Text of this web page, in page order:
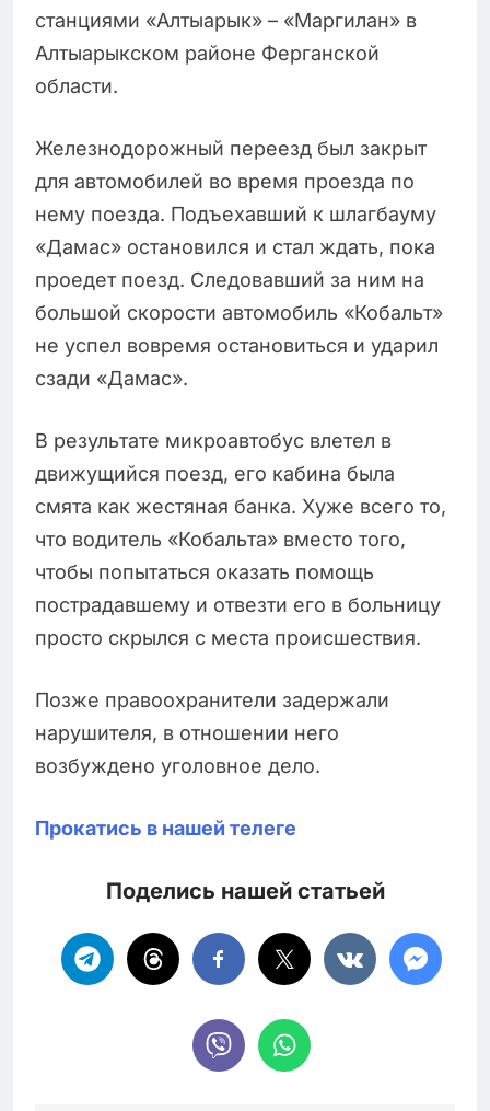
станциями «Алтыарык» – «Маргилан» в
Алтыарыкском районе Ферганской
области.
Железнодорожный переезд был закрыт
для автомобилей во время проезда по
нему поезда. Подъехавший к шлагбауму
«Дамас» остановился и стал ждать, пока
проедет поезд. Следовавший за ним на
большой скорости автомобиль «Кобальт»
не успел вовремя остановиться и ударил
сзади «Дамас».
В результате микроавтобус влетел в
движущийся поезд, его кабина была
смята как жестяная банка. Хуже всего то,
что водитель «Кобальта» вместо того,
чтобы попытаться оказать помощь
пострадавшему и отвезти его в больницу
просто скрылся с места происшествия.
Позже правоохранители задержали
нарушителя, в отношении него
возбуждено уголовное дело.
Прокатись в нашей телеге
Поделись нашей статьей